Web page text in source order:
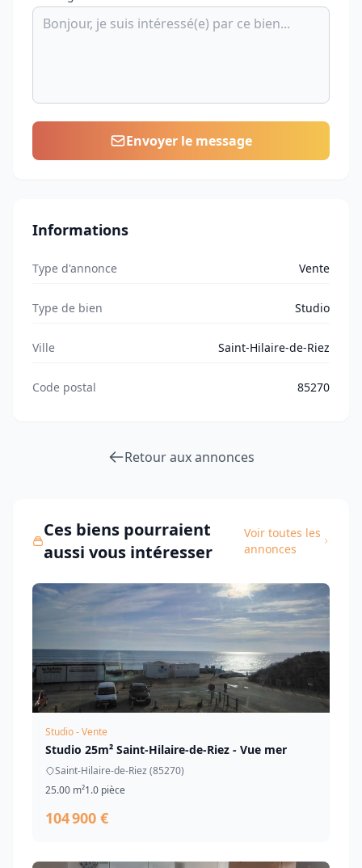
Envoyer le message
Informations
Type d'annonce Vente
Type de bien Studio
Ville Saint-Hilaire-de-Riez
Code postal 85270
Retour aux annonces
Ces biens pourraient
aussi vous intéresser
Voir toutes les
annonces
Studio - Vente
Studio 25m² Saint-Hilaire-de-Riez - Vue mer
Saint-Hilaire-de-Riez (85270)
25.00 m²1.0 pièce
104 900 €